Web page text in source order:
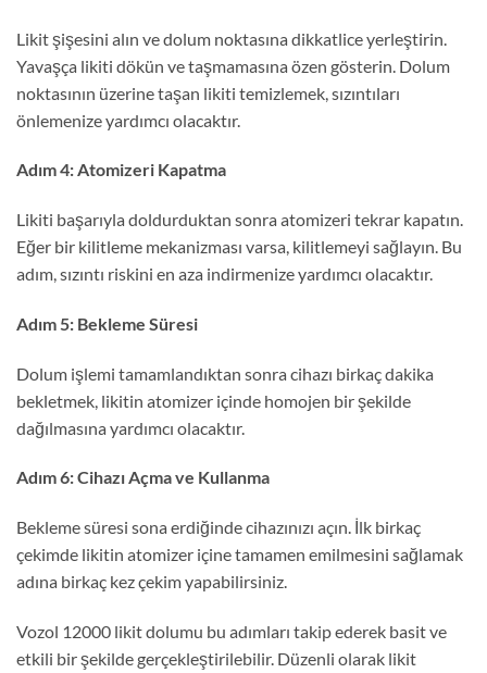
Likit şişesini alın ve dolum noktasına dikkatlice yerleştirin.
Yavaşça likiti dökün ve taşmamasına özen gösterin. Dolum
noktasının üzerine taşan likiti temizlemek, sızıntıları
önlemenize yardımcı olacaktır.
Adım 4: Atomizeri Kapatma
Likiti başarıyla doldurduktan sonra atomizeri tekrar kapatın.
Eğer bir kilitleme mekanizması varsa, kilitlemeyi sağlayın. Bu
adım, sızıntı riskini en aza indirmenize yardımcı olacaktır.
Adım 5: Bekleme Süresi
Dolum işlemi tamamlandıktan sonra cihazı birkaç dakika
bekletmek, likitin atomizer içinde homojen bir şekilde
dağılmasına yardımcı olacaktır.
Adım 6: Cihazı Açma ve Kullanma
Bekleme süresi sona erdiğinde cihazınızı açın. İlk birkaç
çekimde likitin atomizer içine tamamen emilmesini sağlamak
adına birkaç kez çekim yapabilirsiniz.
Vozol 12000 likit dolumu bu adımları takip ederek basit ve
etkili bir şekilde gerçekleştirilebilir. Düzenli olarak likit